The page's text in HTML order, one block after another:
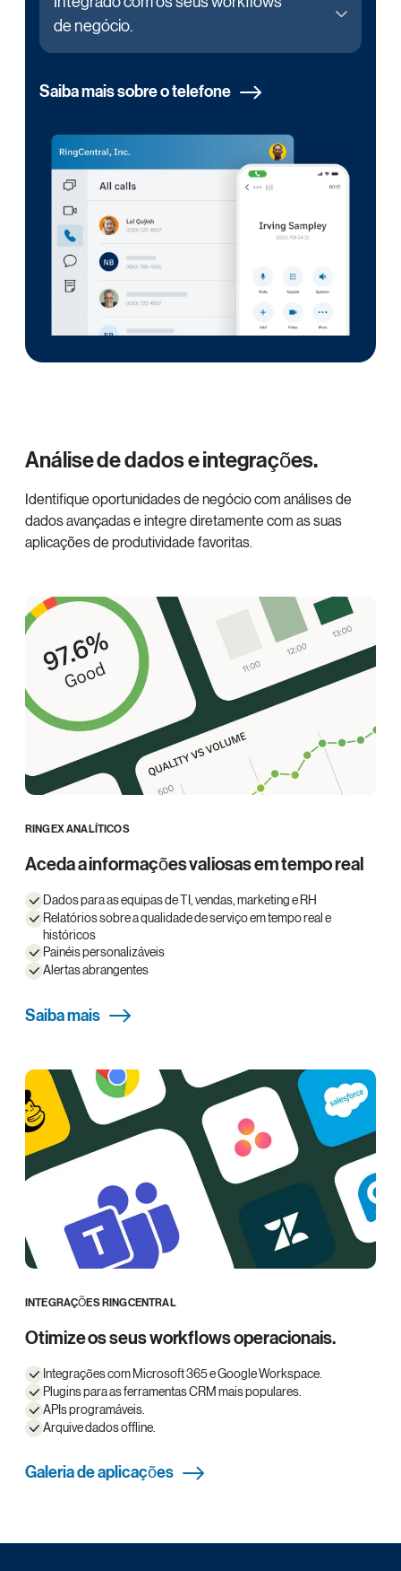
de negócio.
Saiba mais sobre o telefone
Análise de dados e integrações.
Identifique oportunidades de negócio com análises de
dados avançadas e integre diretamente com as suas
aplicações de produtividade favoritas.
RINGEX ANALÍTICOS
Aceda a informações valiosas em tempo real
Dados para as equipas de TI, vendas, marketing e RH
Relatórios sobre a qualidade de serviço em tempo real e
históricos
Painéis personalizáveis
Alertas abrangentes
Saiba mais
INTEGRAÇÕES RINGCENTRAL
Otimize os seus workflows operacionais.
Integrações com Microsoft 365 e Google Workspace.
Plugins para as ferramentas CRM mais populares.
APIs programáveis.
Arquive dados offline.
Galeria de aplicações